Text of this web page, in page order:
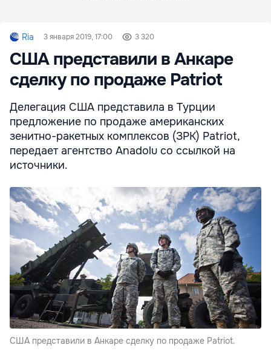
Ria 3 января 2019, 17:00 3 320
США представили в Анкаре
сделку по продаже Patriot
Делегация США представила в Турции
предложение по продаже американских
зенитно-ракетных комплексов (ЗРК) Patriot,
передает агентство Anadolu со ссылкой на
источники.
США представили в Анкаре сделку по продаже Patriot.